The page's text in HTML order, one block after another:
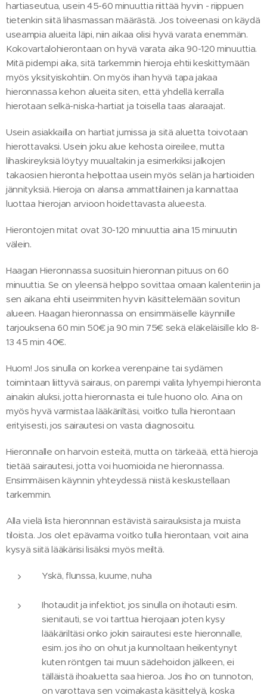
hartiaseutua, usein 45-60 minuuttia riittää hyvin - riippuen
tietenkin siitä lihasmassan määrästä. Jos toiveenasi on käydä
useampia alueita läpi, niin aikaa olisi hyvä varata enemmän.
Kokovartalohierontaan on hyvä varata aika 90-120 minuuttia.
Mitä pidempi aika, sitä tarkemmin hieroja ehtii keskittymään
myös yksityiskohtiin. On myös ihan hyvä tapa jakaa
hieronnassa kehon alueita siten, että yhdellä kerralla
hierotaan selkä-niska-hartiat ja toisella taas alaraajat.
Usein asiakkailla on hartiat jumissa ja sitä aluetta toivotaan
hierottavaksi. Usein joku alue kehosta oireilee, mutta
lihaskireyksiä löytyy muualtakin ja esimerkiksi jalkojen
takaosien hieronta helpottaa usein myös selän ja hartioiden
jännityksiä. Hieroja on alansa ammattilainen ja kannattaa
luottaa hierojan arvioon hoidettavasta alueesta.
Hierontojen mitat ovat 30-120 minuuttia aina 15 minuutin
välein.
Haagan Hieronnassa suosituin hieronnan pituus on 60
minuuttia. Se on yleensä helppo sovittaa omaan kalenteriin ja
sen aikana ehtii useimmiten hyvin käsittelemään sovitun
alueen. Haagan hieronnassa on ensimmäiselle käynnille
tarjouksena 60 min 50€ ja 90 min 75€ sekä eläkeläisille klo 8-
13 45 min 40€.
Huom! Jos sinulla on korkea verenpaine tai sydämen
toimintaan liittyvä sairaus, on parempi valita lyhyempi hieronta
ainakin aluksi, jotta hieronnasta ei tule huono olo. Aina on
myös hyvä varmistaa lääkäriltäsi, voitko tulla hierontaan
erityisesti, jos sairautesi on vasta diagnosoitu.
Hieronnalle on harvoin esteitä, mutta on tärkeää, että hieroja
tietää sairautesi, jotta voi huomioida ne hieronnassa.
Ensimmäisen käynnin yhteydessä niistä keskustellaan
tarkemmin.
Alla vielä lista hieronnnan estävistä sairauksista ja muista
tiloista. Jos olet epävarma voitko tulla hierontaan, voit aina
kysyä siitä lääkärisi lisäksi myös meiltä.
Yskä, flunssa, kuume, nuha
Ihotaudit ja infektiot, jos sinulla on ihotauti esim.
sienitauti, se voi tarttua hierojaan joten kysy
lääkäriltäsi onko jokin sairautesi este hieronnalle,
esim. jos iho on ohut ja kunnoltaan heikentynyt
kuten röntgen tai muun sädehoidon jälkeen, ei
tälläistä ihoaluetta saa hieroa. Jos iho on tunnoton,
on varottava sen voimakasta käsittelyä, koska